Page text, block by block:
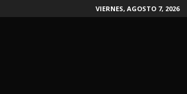
VIERNES, AGOSTO 7, 2026